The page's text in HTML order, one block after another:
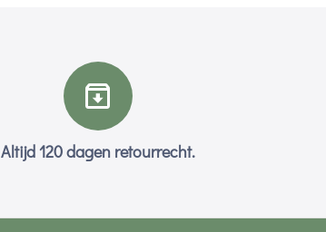
Altijd 120 dagen retourrecht.